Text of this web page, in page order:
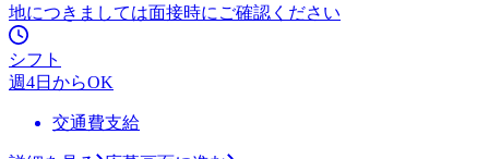
地につきましては面接時にご確認ください
シフト
週4日からOK
交通費支給